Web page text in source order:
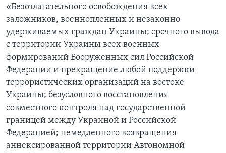
«Безотлагательного освобождения всех
заложников, военнопленных и незаконно
удерживаемых граждан Украины; срочного вывода
с территории Украины всех военных
формирований Вооруженных сил Российской
Федерации и прекращение любой поддержки
террористических организаций на востоке
Украины; безусловного восстановления
совместного контроля над государственной
границей между Украиной и Российской
Федерацией; немедленного возвращения
аннексированной территории Автономной